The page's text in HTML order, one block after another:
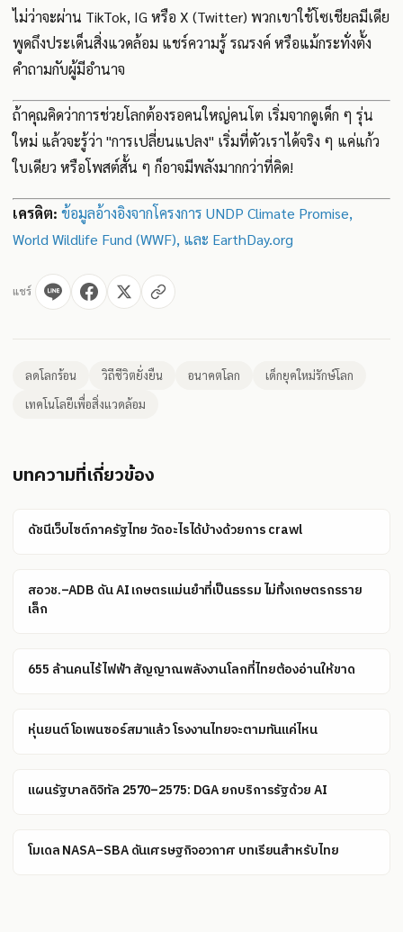
ไม่ว่าจะผ่าน TikTok, IG หรือ X (Twitter) พวกเขาใช้โซเชียลมีเดีย
พูดถึงประเด็นสิ่งแวดล้อม แชร์ความรู้ รณรงค์ หรือแม้กระทั่งตั้ง
คำถามกับผู้มีอำนาจ
ถ้าคุณคิดว่าการช่วยโลกต้องรอคนใหญ่คนโต เริ่มจากดูเด็ก ๆ รุ่น
ใหม่ แล้วจะรู้ว่า "การเปลี่ยนแปลง" เริ่มที่ตัวเราได้จริง ๆ แค่แก้ว
ใบเดียว หรือโพสต์สั้น ๆ ก็อาจมีพลังมากกว่าที่คิด!
เครดิต: ข้อมูลอ้างอิงจากโครงการ UNDP Climate Promise,
World Wildlife Fund (WWF), และ EarthDay.org
แชร์
ลดโลกร้อน วิถีชีวิตยั่งยืน อนาคตโลก
เด็กยุคใหม่รักษ์โลก
เทคโนโลยีเพื่อสิ่งแวดล้อม
บทความที่เกี่ยวข้อง
ดัชนีเว็บไซต์ภาครัฐไทย วัดอะไรได้บ้างด้วยการ crawl
สอวช.–ADB ดัน AI เกษตรแม่นยำที่เป็นธรรม ไม่ทิ้งเกษตรกรราย
เล็ก
655 ล้านคนไร้ไฟฟ้า สัญญาณพลังงานโลกที่ไทยต้องอ่านให้ขาด
หุ่นยนต์โอเพนซอร์สมาแล้ว โรงงานไทยจะตามทันแค่ไหน
แผนรัฐบาลดิจิทัล 2570–2575: DGA ยกบริการรัฐด้วย AI
โมเดล NASA–SBA ดันเศรษฐกิจอวกาศ บทเรียนสำหรับไทย